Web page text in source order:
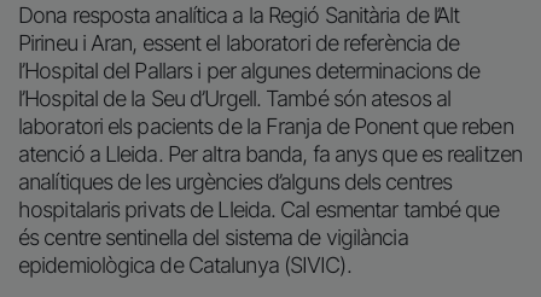
Dona resposta analítica a la Regió Sanitària de l’Alt
Pirineu i Aran, essent el laboratori de referència de
l’Hospital del Pallars i per algunes determinacions de
l’Hospital de la Seu d’Urgell. També són atesos al
laboratori els pacients de la Franja de Ponent que reben
atenció a Lleida. Per altra banda, fa anys que es realitzen
analítiques de les urgències d’alguns dels centres
hospitalaris privats de Lleida. Cal esmentar també que
és centre sentinella del sistema de vigilància
epidemiològica de Catalunya (SIVIC).